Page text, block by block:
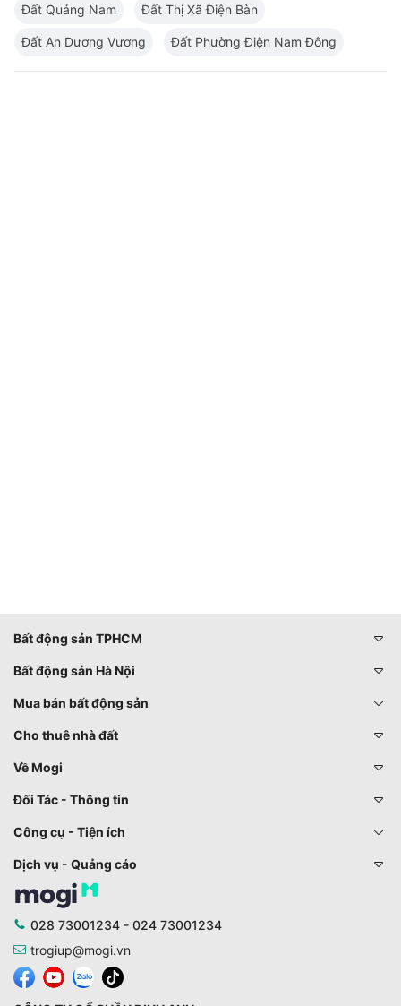
Đất Quảng Nam
Đất Thị Xã Điện Bàn
Đất An Dương Vương Đất Phường Điện Nam Đông
Bất động sản TPHCM
Bất động sản Hà Nội
Mua bán bất động sản
Cho thuê nhà đất
Về Mogi
Đối Tác - Thông tin
Công cụ - Tiện ích
Dịch vụ - Quảng cáo
028 73001234 - 024 73001234
trogiup@mogi.vn